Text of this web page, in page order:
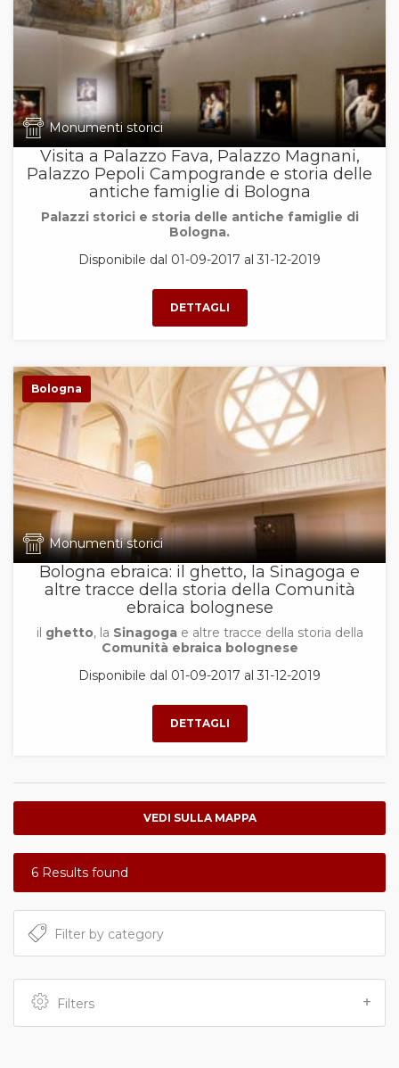
Monumenti storici
Visita a Palazzo Fava, Palazzo Magnani,
Palazzo Pepoli Campogrande e storia delle
antiche famiglie di Bologna
Palazzi storici e storia delle antiche famiglie di
Bologna.
Disponibile dal 01-09-2017 al 31-12-2019
Bologna
Monumenti storici
Bologna ebraica: il ghetto, la Sinagoga e
altre tracce della storia della Comunità
ebraica bolognese
il ghetto, la Sinagoga e altre tracce della storia della
Comunità ebraica bolognese
Disponibile dal 01-09-2017 al 31-12-2019
6 Results found
Filters